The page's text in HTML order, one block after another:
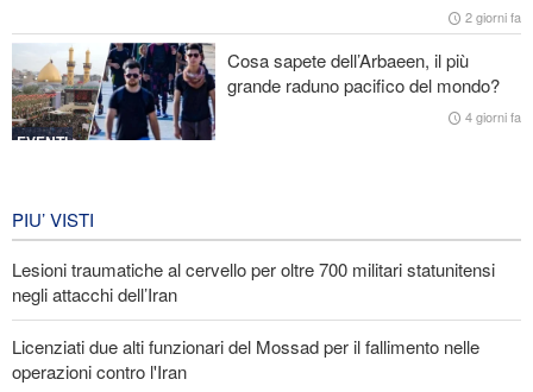
Araghchi ai Paesi vicini: È tempo di contare solo su noi stessi e di
abbracciare la vera fratellanza
Licenziati due alti funzionari del Mossad per il fallimento nelle
operazioni contro l'Iran
2 giorni fa
EVENTI
Cosa sapete dell’Arbaeen, il più
grande raduno pacifico del mondo?
4 giorni fa
EVENTI
PIU’ VISTI
Lesioni traumatiche al cervello per oltre 700 militari statunitensi
negli attacchi dell’Iran
Licenziati due alti funzionari del Mossad per il fallimento nelle
operazioni contro l'Iran